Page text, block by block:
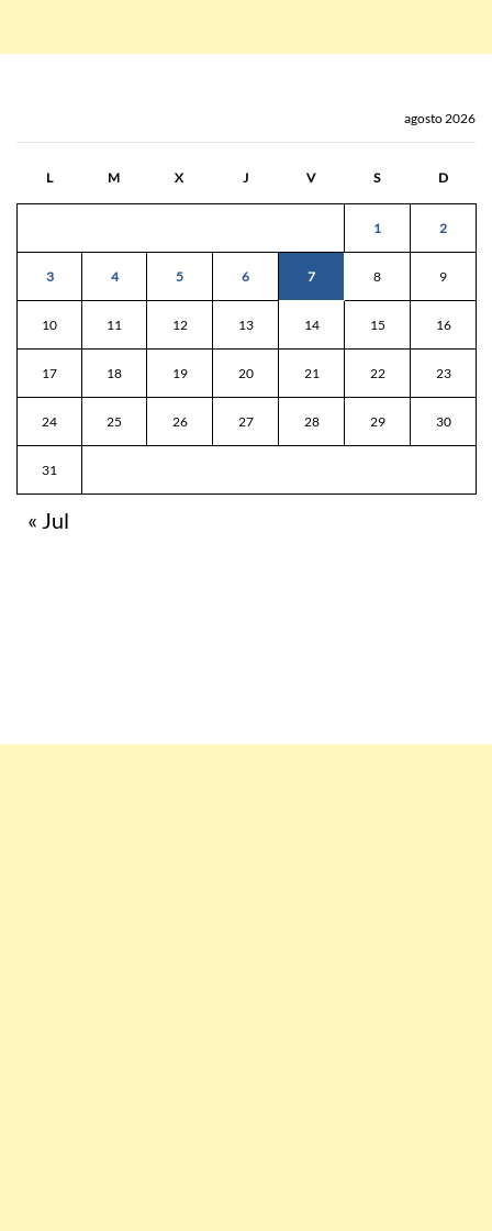
agosto 2026
L M X J V S D
1 2
3 4 5 6 7 8 9
10 11 12 13 14 15 16
17 18 19 20 21 22 23
24 25 26 27 28 29 30
31
« Jul